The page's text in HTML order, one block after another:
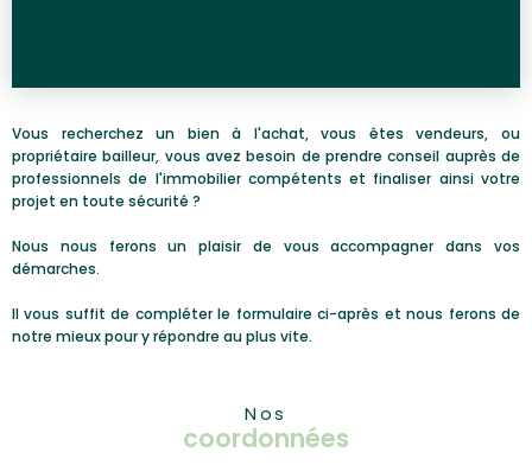
Vous recherchez un bien à l'achat, vous êtes vendeurs, ou
propriétaire bailleur, vous avez besoin de prendre conseil auprès de
professionnels de l'immobilier compétents et finaliser ainsi votre
projet en toute sécurité ?
Nous nous ferons un plaisir de vous accompagner dans vos
démarches.
Il vous suffit de compléter le formulaire ci-après et nous ferons de
notre mieux pour y répondre au plus vite.
Nos
coordonnées